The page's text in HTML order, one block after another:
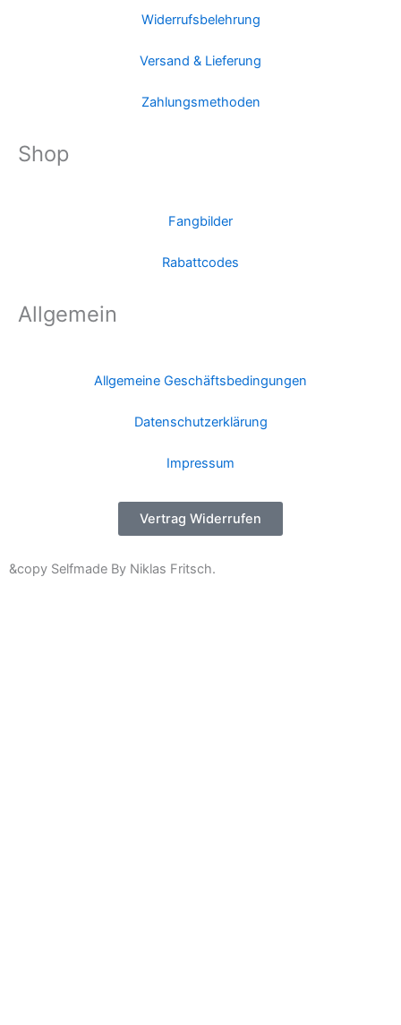
Widerrufsbelehrung
Versand & Lieferung
Zahlungsmethoden
Shop
Fangbilder
Rabattcodes
Allgemein
Allgemeine Geschäftsbedingungen
Datenschutzerklärung
Impressum
Vertrag Widerrufen
&copy Selfmade By Niklas Fritsch.